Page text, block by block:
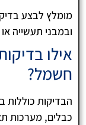
מומלץ לבצע
ובמבני תעשייה
אילו
חשמל?
הבדיקות
כבלים, מערכות